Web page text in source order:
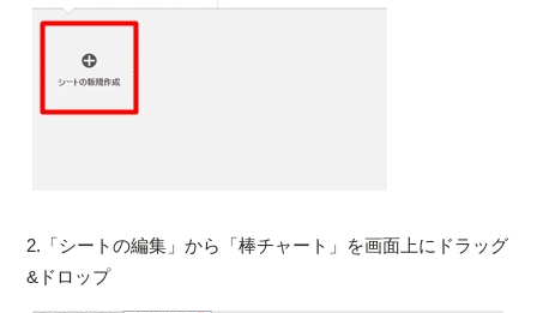
2.「シートの編集」から「棒チャート」を画面上にドラッグ
&ドロップ